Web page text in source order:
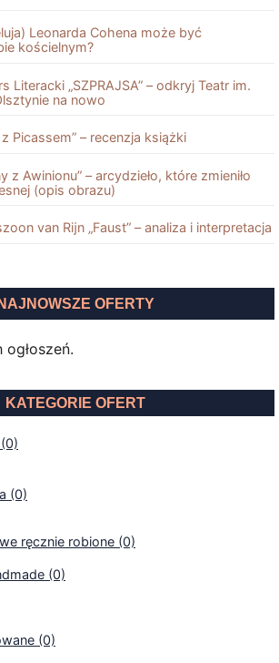
Leonarda Cohena może być
kościelnym?
Literacki „SZPRAJSA” – odkryj Teatr im.
na nowo
Picassem” – recenzja książki
z Awinionu” – arcydzieło, które zmieniło
(opis obrazu)
van Rĳn „Faust” – analiza i interpretacja
NAJNOWSZE OFERTY
KATEGORIE OFERT
(0)
ręcznie robione (0)
(0)
(0)